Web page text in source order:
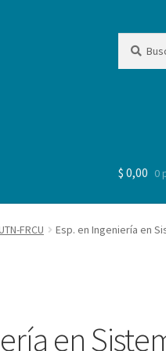
por:
$ 0,00 0
FRCU
Esp. en Ingeniería en
en